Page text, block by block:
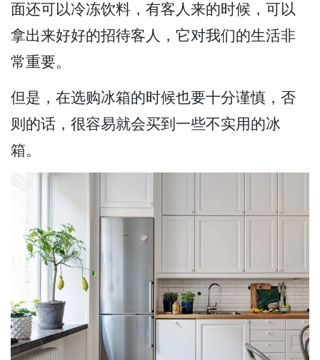
面还可以冷冻饮料，有客人来的时候，可以
拿出来好好的招待客人，它对我们的生活非
常重要。
但是，在选购冰箱的时候也要十分谨慎，否
则的话，很容易就会买到一些不实用的冰
箱。